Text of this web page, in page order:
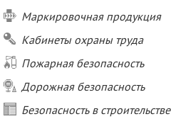
Маркировочная продукция
Кабинеты охраны труда
Пожарная безопасность
Дорожная безопасность
Безопасность в строительстве